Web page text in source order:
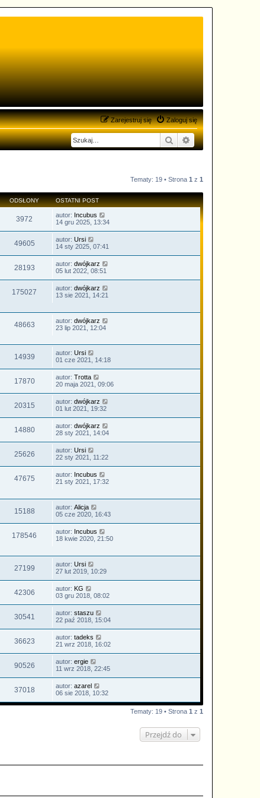
Zaloguj się
Zarejestruj się
SzukajWyszukiwanie
Tematy: 19 • Strona 1 z 1
ODSŁONY OSTATNI POST
3972 autor: Incubus
14 gru 2025, 13:34
49605 autor: Ursi
14 sty 2025, 07:41
28193 autor: dwójkarz
05 lut 2022, 08:51
175027 autor: dwójkarz
13 sie 2021, 14:21
48663 autor: dwójkarz
23 lip 2021, 12:04
14939 autor: Ursi
01 cze 2021, 14:18
17870 autor: Trotta
20 maja 2021, 09:06
20315 autor: dwójkarz
01 lut 2021, 19:32
14880 autor: dwójkarz
28 sty 2021, 14:04
25626 autor: Ursi
22 sty 2021, 11:22
47675 autor: Incubus
21 sty 2021, 17:32
15188 autor: Alicja
05 cze 2020, 16:43
178546 autor: Incubus
18 kwie 2020, 21:50
27199 autor: Ursi
27 lut 2019, 10:29
42306 autor: KG
03 gru 2018, 08:02
30541 autor: staszu
22 paź 2018, 15:04
36623 autor: tadeks
21 wrz 2018, 16:02
90526 autor: ergie
11 wrz 2018, 22:45
37018 autor: azarel
06 sie 2018, 10:32
Tematy: 19 • Strona 1 z 1
Przejdź do